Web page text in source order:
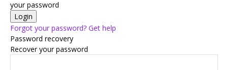
your password
Forgot your password? Get help
Password recovery
Recover your password